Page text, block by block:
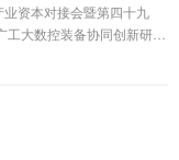
业资本对接会暨第四十九
大数控装备协同创新研究